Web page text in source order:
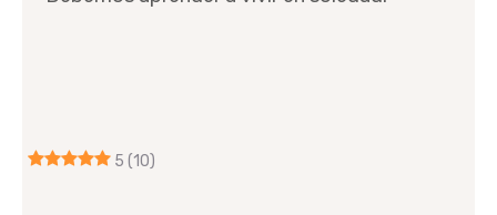
5 (10)